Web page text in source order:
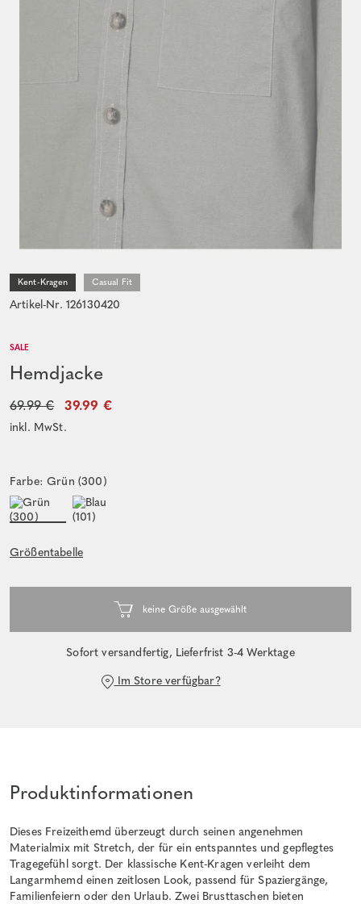
Kent-Kragen Casual Fit
Artikel-Nr. 126130420
SALE
Hemdjacke
69.99 € 39.99 €
inkl. MwSt.
Farbe: Grün (300)
Größentabelle
Sofort versandfertig, Lieferfrist 3-4 Werktage
Im Store verfügbar?
Produktinformationen
Dieses Freizeithemd überzeugt durch seinen angenehmen
Materialmix mit Stretch, der für ein entspanntes und gepflegtes
Tragegefühl sorgt. Der klassische Kent-Kragen verleiht dem
Langarmhemd einen zeitlosen Look, passend für Spaziergänge,
Familienfeiern oder den Urlaub. Zwei Brusttaschen bieten